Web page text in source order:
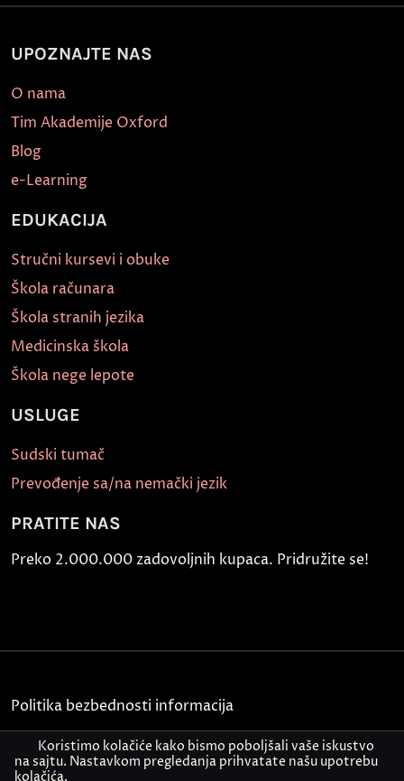
UPOZNAJTE NAS
O nama
Tim Akademije Oxford
Blog
e-Learning
EDUKACIJA
Stručni kursevi i obuke
Škola računara
Škola stranih jezika
Medicinska škola
Škola nege lepote
USLUGE
Sudski tumač
Prevođenje sa/na nemački jezik
PRATITE NAS
Preko 2.000.000 zadovoljnih kupaca. Pridružite se!
Politika bezbednosti informacija
Kontakt
Koristimo kolačiće kako bismo poboljšali vaše iskustvo
na sajtu. Nastavkom pregledanja prihvatate našu upotrebu
kolačića.